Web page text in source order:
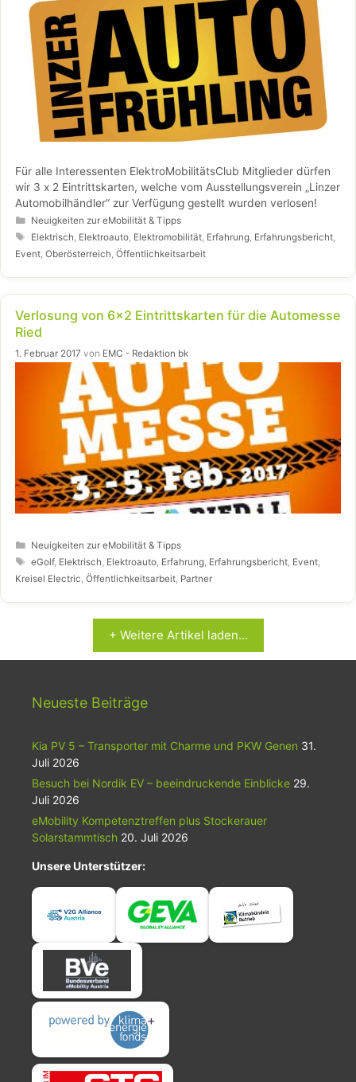
Für alle Interessenten ElektroMobilitätsClub Mitglieder dürfen
wir 3 x 2 Eintrittskarten, welche vom Ausstellungsverein „Linzer
Automobilhändler“ zur Verfügung gestellt wurden verlosen!
Kategorien
Neuigkeiten zur eMobilität & Tipps
Schlagwörter
Elektrisch, Elektroauto, Elektromobilität, Erfahrung, Erfahrungsbericht,
Event, Oberösterreich, Öffentlichkeitsarbeit
Verlosung von 6×2 Eintrittskarten für die Automesse
Ried
1. Februar 2017 von EMC - Redaktion bk
Kategorien
Neuigkeiten zur eMobilität & Tipps
Schlagwörter
eGolf, Elektrisch Elektroauto Erfahrung Erfahrungsbericht Event
Kreisel Electric Öffentlichkeitsarbeit Partner
+ Weitere Artikel laden...
Neueste Beiträge
Kia PV 5 – Transporter mit Charme und PKW Genen 31.
Juli 2026
Besuch bei Nordik EV – beeindruckende Einblicke 29.
Juli 2026
eMobility Kompetenztreffen plus Stockerauer
Solarstammtisch 20. Juli 2026
Unsere Unterstützer: